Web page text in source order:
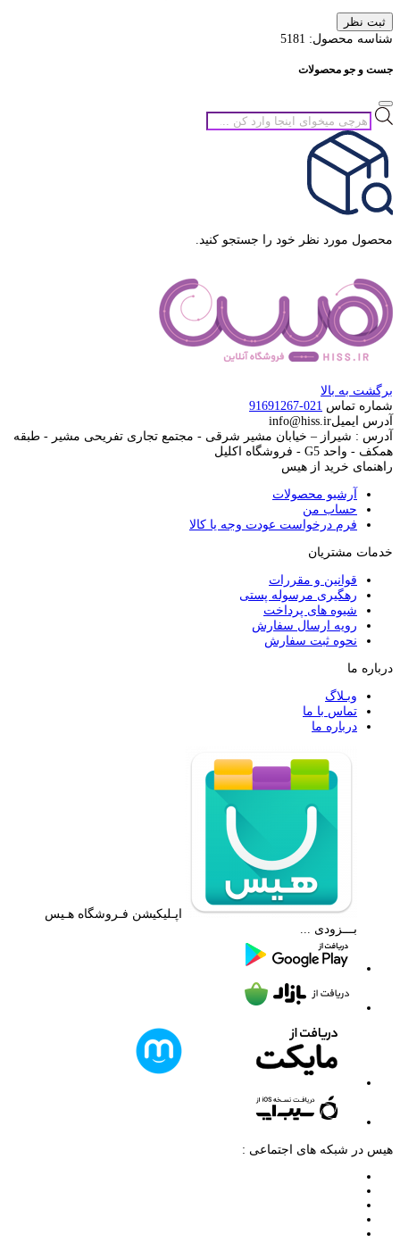
ثبت نظر
شناسه محصول: 5181
جست و جو محصولات
جستجوی
محصولات
محصول مورد نظر خود را جستجو کنید.
برگشت به بالا
شماره تماس 021-91691267
آدرس ایمیلinfo@hiss.ir
آدرس : شیراز – خیابان مشیر شرقی - مجتمع تجاری تفریحی مشیر - طبقه
همکف - واحد G5 - فروشگاه اکلیل
راهنمای خرید از هیس
آرشیو محصولات
حساب من
فرم درخواست عودت وجه یا کالا
خدمات مشتریان
قوانین و مقررات
رهگیری مرسوله پستی
شیوه های پرداخت
رویه ارسال سفارش
نحوه ثبت سفارش
درباره ما
وبـلاگ
تماس با ما
درباره ما
اپـلیکیشن فـروشگاه هـیس
بـــزودی ...
هیس در شبکه های اجتماعی :